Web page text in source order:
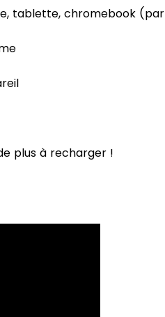
tablette, chromebook
plus à recharger !